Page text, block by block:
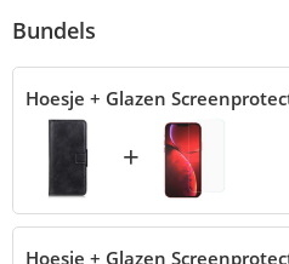
Bundels
Hoesje + Glazen
+
Hoesje + Glazen